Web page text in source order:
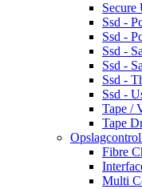
Secure
Ssd -
Ssd -
Ssd -
Ssd -
Ssd -
Ssd -
Tape /
Tape
Fibre
Multi